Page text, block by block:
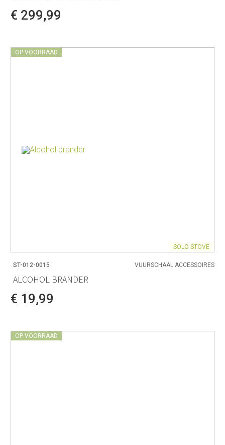
€ 299,99
OP VOORRAAD
SOLO STOVE
ST-012-0015 VUURSCHAAL ACCESSOIRES
ALCOHOL BRANDER
€ 19,99
OP VOORRAAD